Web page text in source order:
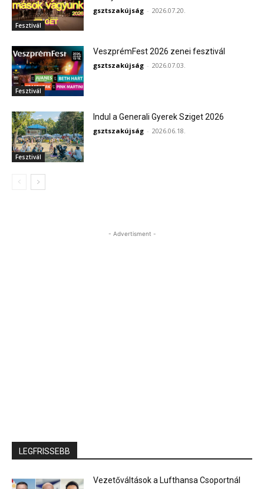
Fesztivál
gsztszakújság - 2026.07.20.
Fesztivál
VeszprémFest 2026 zenei fesztivál
gsztszakújság - 2026.07.03.
Fesztivál
Indul a Generali Gyerek Sziget 2026
gsztszakújság - 2026.06.18.
- Advertisment -
LEGFRISSEBB
Vezetőváltások a Lufthansa Csoportnál